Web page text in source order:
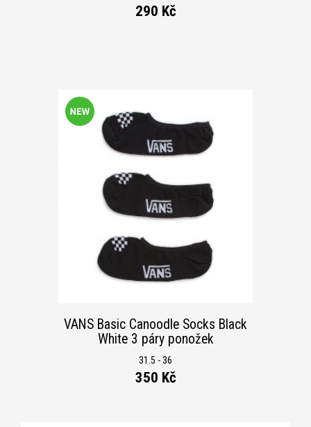
290 Kč
VANS Basic Canoodle Socks Black
White 3 páry ponožek
31.5 - 36
350 Kč